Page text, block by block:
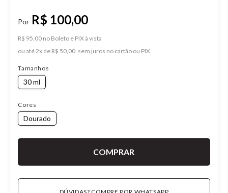
R$ 100,00
R$ 95,00 no Boleto e PIX
ou
2x de R$ 50,00
Tamanhos
30 ml
Cores
Dourado